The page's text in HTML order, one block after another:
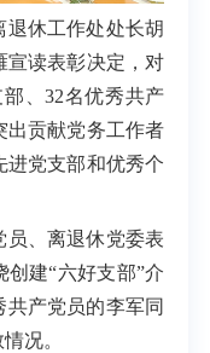
休工作处处长胡
宣读表彰决定，对
、32名优秀共产
出贡献党务工作者
进党支部和优秀个
员、离退休党委表
建“六好支部”介
共产党员的李军同
况。